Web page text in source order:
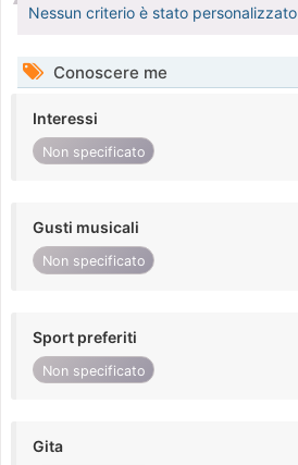
Nessun criterio è stato personalizzato
Conoscere me
Interessi
Non specificato
Gusti musicali
Non specificato
Sport preferiti
Non specificato
Gita